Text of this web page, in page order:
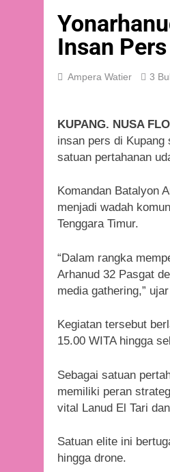
Insan
Ampera Watier 3
KUPANG. NUSA
insan pers di
satuan pertahanan
Komandan Batalyon
menjadi wadah
Tenggara Timur.
“Dalam rangka
Arhanud 32 Pasgat
media gathering,”
Kegiatan tersebut
15.00 WITA hingga
Sebagai satuan
memiliki peran
vital Lanud El Tari
Satuan elite ini
hingga drone.